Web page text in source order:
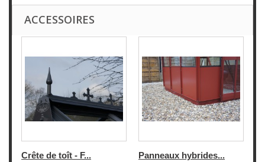
ACCESSOIRES
Crête de toît - F... Panneaux hybrides...